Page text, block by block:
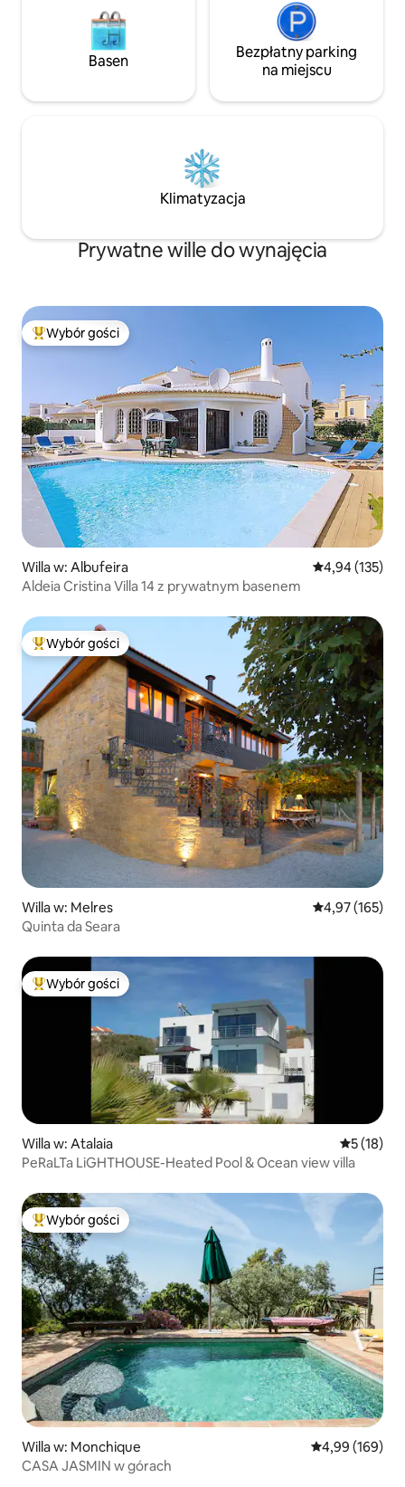
Basen
Bezpłatny parking
na miejscu
Klimatyzacja
Prywatne wille do wynajęcia
Najpopularniejsze z kategorii Wybór gości
Wybór gości
Willa w: Albufeira Średnia
4,94 (135)
Aldeia Cristina Villa 14 z prywatnym basenem
Najpopularniejsze z kategorii Wybór gości
Wybór gości
Willa w: Melres Średnia
4,97 (165)
Quinta da Seara
Najpopularniejsze z kategorii Wybór gości
Wybór gości
Willa w: Atalaia Średnia
5 (18)
PeRaLTa LiGHTHOUSE-Heated Pool & Ocean view villa
Najpopularniejsze z kategorii Wybór gości
Wybór gości
Willa w: Monchique Średnia
4,99 (169)
CASA JASMIN w górach